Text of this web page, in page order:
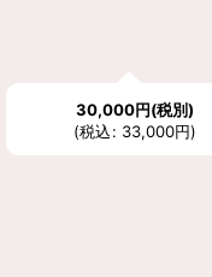
30,000円(税別)
(税込: 33,000円)